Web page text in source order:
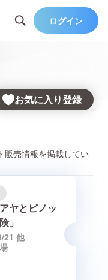
ログイン
お気に入り登録
販売情報を掲載してい
ヤとピノッ
」
21 他